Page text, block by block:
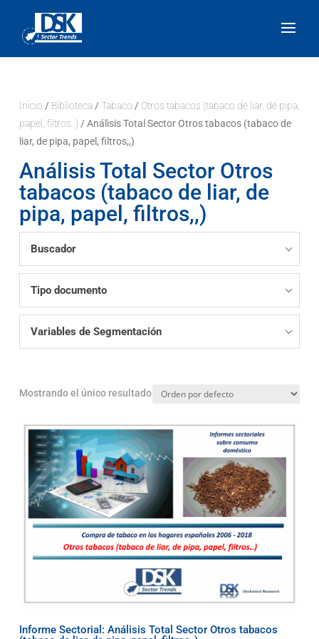
Inicio / Biblioteca/ Tabaco / Otros tabacos (tabaco de liar, de pipa,
papel, filtros..) / Análisis Total Sector Otros tabacos (tabaco de
liar, de pipa, papel, filtros,,)
Análisis Total Sector Otros
tabacos (tabaco de liar, de
pipa, papel, filtros,,)
Buscador
Tipo documento
Variables de Segmentación
Mostrando el único resultado
Informe Sectorial: Análisis Total Sector Otros tabacos